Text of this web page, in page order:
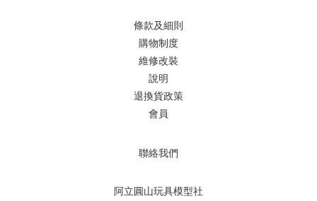
條款及細則
購物制度
維修改裝
說明
退換貨政策
會員
聯絡我們
阿立圓山玩具模型社